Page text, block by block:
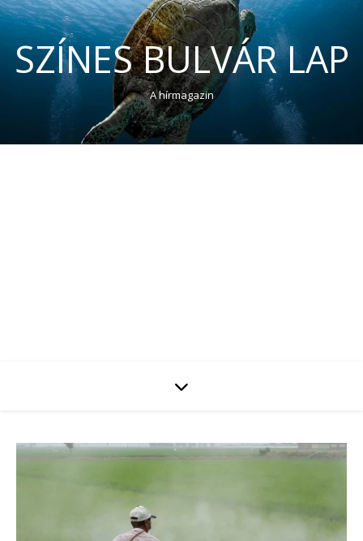
SZÍNES BULVÁR LAP
A hírmagazin